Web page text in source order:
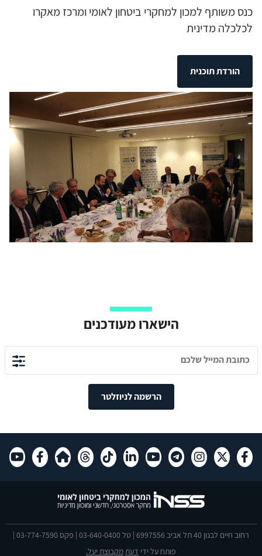
כנס משותף למכון למחקרי ביטחון לאומי ומרכז מאקרו
לכלכלה מדינית
הורדת תוכנית
הישארו מעודכנים
הרשמה לניוזלטר
רחוב חיים לבנון 40 תל אביב 6997556 | טל 03-640-0400 | פקס 03-774-7590 |
פותח על ידי דעתמקבוצת יעל.